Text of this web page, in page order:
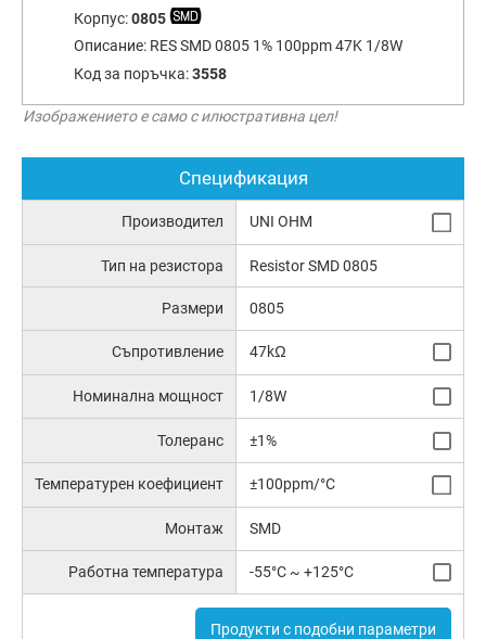
Корпус:0805
Описание: RES SMD 0805 1% 100ppm 47K 1/8W
Код за поръчка:3558
Изображението е само с илюстративна цел!
Спецификация
Производител UNI OHM
Тип на резистора Resistor SMD 0805
Размери 0805
Съпротивление 47kΩ
Номинална мощност 1/8W
Толеранс ±1%
Температурен коефициент ±100ppm/°C
Монтаж SMD
Работна температура -55°C ~ +125°C
Продукти с подобни параметри